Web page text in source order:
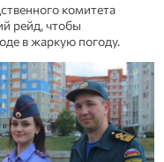
комитета
рейд, чтобы
в жаркую погоду.